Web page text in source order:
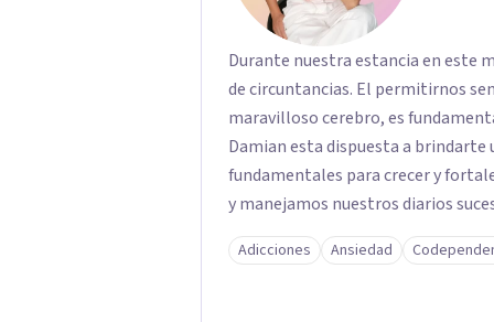
Durante nuestra estancia en este
de circuntancias. El permitirnos sentir todo nuestro cuerpo y entender
maravilloso cerebro, es
Damian esta dispuesta a
fundamentales para crecer y fortalecer tu
y manejamos nuestros diarios
efectos impactantes que se nos quedaran
humanos a disfrutar de la hermosa
Adicciones Ansiedad